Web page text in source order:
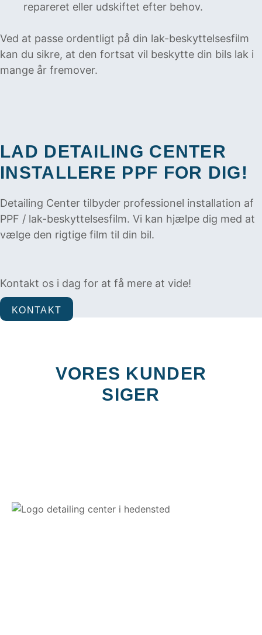
repareret eller udskiftet efter behov.
Ved at passe ordentligt på din lak-beskyttelsesfilm
kan du sikre, at den fortsat vil beskytte din bils lak i
mange år fremover.
LAD DETAILING CENTER
INSTALLERE PPF FOR DIG!
Detailing Center tilbyder professionel installation af
PPF / lak-beskyttelsesfilm. Vi kan hjælpe dig med at
vælge den rigtige film til din bil.
Kontakt os i dag for at få mere at vide!
KONTAKT
VORES KUNDER
SIGER